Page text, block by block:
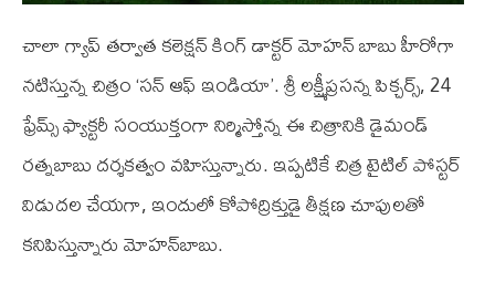
చాలా గ్యాప్ తర్వాత కలెక్షన్ కింగ్ డాక్టర్ మోహన్ బాబు హీరోగా
నటిస్తున్న చిత్రం ‘సన్ ఆఫ్ ఇండియా’. శ్రీ లక్ష్మీప్రసన్న పిక్చర్స్, 24
ఫ్రేమ్స్ ఫ్యాక్టరీ సంయుక్తంగా నిర్మిస్తోన్న ఈ చిత్రానికి డైమండ్
రత్నబాబు దర్శకత్వం వహిస్తున్నారు. ఇప్ప‌టికే చిత్ర టైటిల్ పోస్ట‌ర్
విడుద‌ల చేయ‌గా, ఇందులో కోపోద్రిక్తుడై తీక్షణ చూపులతో
కనిపిస్తున్నారు మోహన్‌బాబు.